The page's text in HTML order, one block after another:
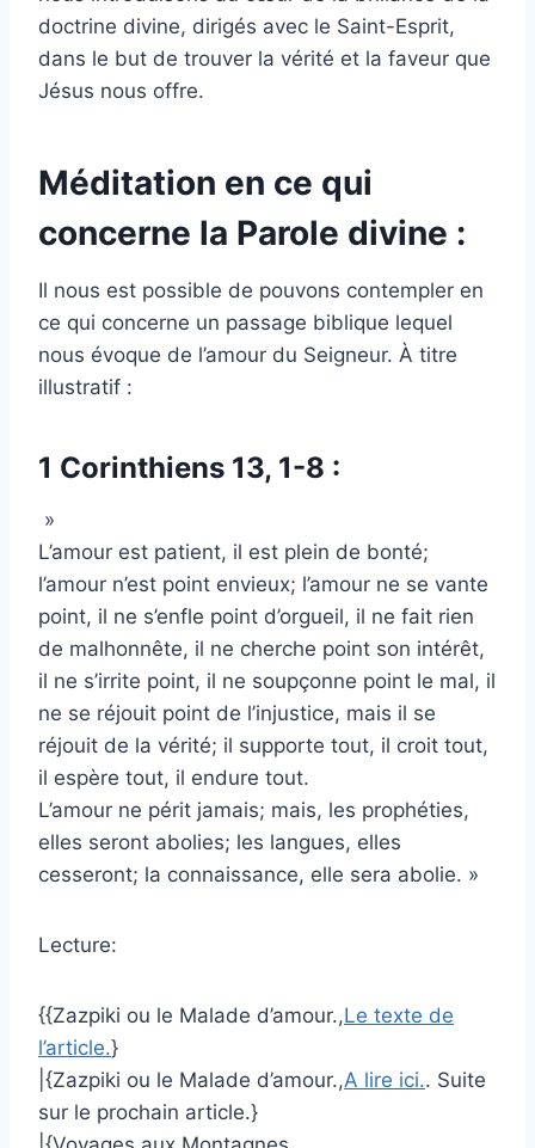
doctrine divine, dirigés avec le Saint-Esprit,
dans le but de trouver la vérité et la faveur que
Jésus nous offre.
Méditation en ce qui
concerne la Parole divine :
Il nous est possible de pouvons contempler en
ce qui concerne un passage biblique lequel
nous évoque de l’amour du Seigneur. À titre
illustratif :
1 Corinthiens 13, 1-8 :
»
L’amour est patient, il est plein de bonté;
l’amour n’est point envieux; l’amour ne se vante
point, il ne s’enfle point d’orgueil, il ne fait rien
de malhonnête, il ne cherche point son intérêt,
il ne s’irrite point, il ne soupçonne point le mal, il
ne se réjouit point de l’injustice, mais il se
réjouit de la vérité; il supporte tout, il croit tout,
il espère tout, il endure tout.
L’amour ne périt jamais; mais, les prophéties,
elles seront abolies; les langues, elles
cesseront; la connaissance, elle sera abolie. »
Lecture:
{{Zazpiki ou le Malade d’amour.,Le texte de
l’article.}
|{Zazpiki ou le Malade d’amour.,A lire ici.. Suite
sur le prochain article.}